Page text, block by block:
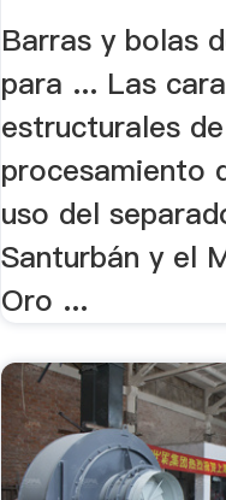
Barras y bolas
para ... Las
estructurales
procesamiento
uso del
Santurbán y el
Oro ...